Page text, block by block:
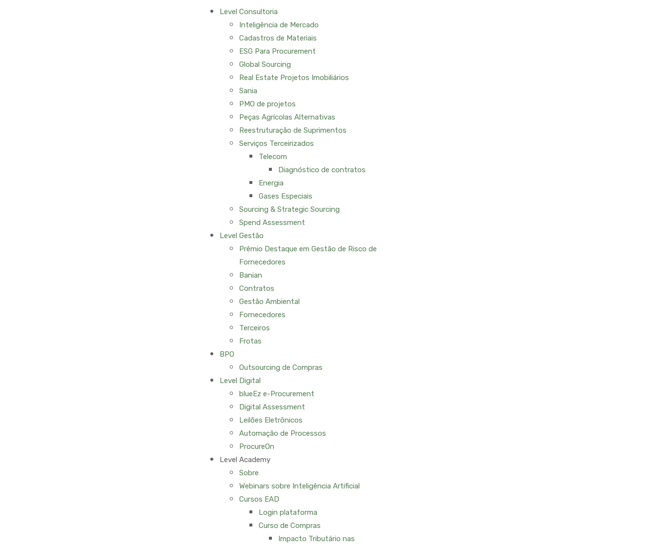
Level Consultoria
Inteligência de Mercado
Cadastros de Materiais
ESG Para Procurement
Global Sourcing
Real Estate Projetos Imobiliários
Sania
PMO de projetos
Peças Agrícolas Alternativas
Reestruturação de Suprimentos
Serviços Terceirizados
Telecom
Diagnóstico de contratos
Energia
Gases Especiais
Sourcing & Strategic Sourcing
Spend Assessment
Level Gestão
Prêmio Destaque em Gestão de Risco de
Fornecedores
Banian
Contratos
Gestão Ambiental
Fornecedores
Terceiros
Frotas
BPO
Outsourcing de Compras
Level Digital
blueEz e-Procurement
Digital Assessment
Leilões Eletrônicos
Automação de Processos
ProcureOn
Level Academy
Sobre
Webinars sobre Inteligência Artificial
Cursos EAD
Login plataforma
Curso de Compras
Impacto Tributário nas